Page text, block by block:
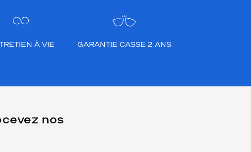
À VIE GARANTIE CASSE 2 ANS
nos